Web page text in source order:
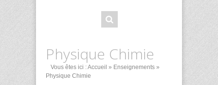
Physique Chimie
Vous êtes ici :Accueil » Enseignements »
Physique Chimie